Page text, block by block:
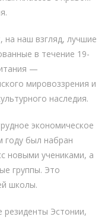
наш взгляд, лучшие
в течение 19-
—
мировоззрения и
наследия.
экономическое
году был набран
новыми учениками, а
группы. Это
школы.
резиденты Эстонии,